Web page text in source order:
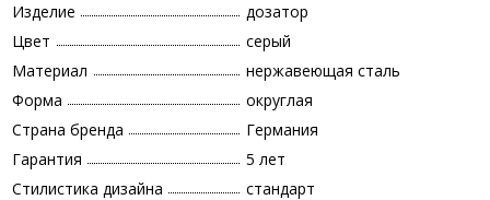
Изделие
дозатор
Цвет
серый
Материал
нержавеющая сталь
Форма
округлая
Страна бренда
Германия
Гарантия
5 лет
Стилистика дизайна
стандарт